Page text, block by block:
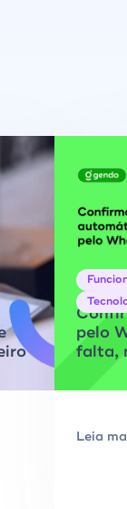
pelo
falta,
Leia